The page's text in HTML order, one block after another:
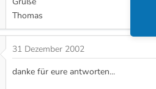
Thomas
31 Dezember 2002
danke für eure antworten...